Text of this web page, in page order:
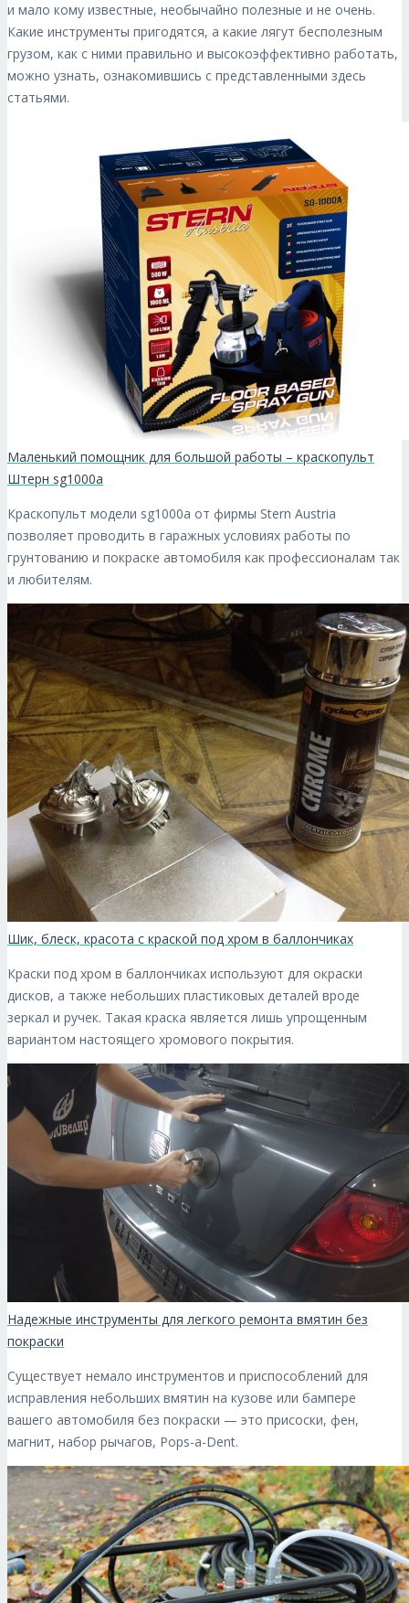
и мало кому известные, необычайно полезные и не очень.
Какие инструменты пригодятся, а какие лягут бесполезным
грузом, как с ними правильно и высокоэффективно работать,
можно узнать, ознакомившись с представленными здесь
статьями.
Маленький помощник для большой работы – краскопульт
Штерн sg1000a
Краскопульт модели sg1000a от фирмы Stern Austria
позволяет проводить в гаражных условиях работы по
грунтованию и покраске автомобиля как профессионалам так
и любителям.
Шик, блеск, красота с краской под хром в баллончиках
Краски под хром в баллончиках используют для окраски
дисков, а также небольших пластиковых деталей вроде
зеркал и ручек. Такая краска является лишь упрощенным
вариантом настоящего хромового покрытия.
Надежные инструменты для легкого ремонта вмятин без
покраски
Существует немало инструментов и приспособлений для
исправления небольших вмятин на кузове или бампере
вашего автомобиля без покраски — это присоски, фен,
магнит, набор рычагов, Pops-a-Dent.